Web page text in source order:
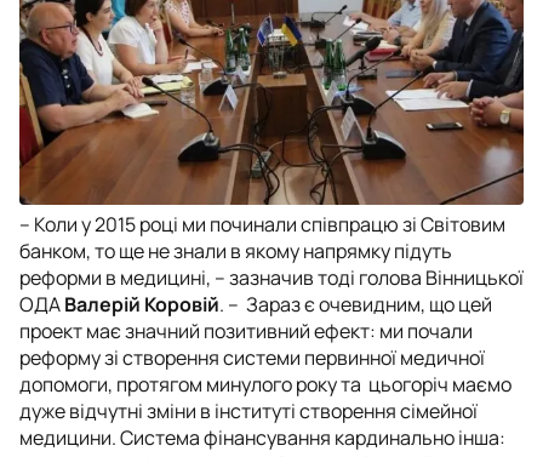
– Коли у 2015 році ми починали співпрацю зі Світовим
банком, то ще не знали в якому напрямку підуть
реформи в медицині, – зазначив тоді голова Вінницької
ОДАВалерій Коровій. – Зараз є очевидним, що цей
проект має значний позитивний ефект: ми почали
реформу зі створення системи первинної медичної
допомоги, протягом минулого року та цьогоріч маємо
дуже відчутні зміни в інституті створення сімейної
медицини. Система фінансування кардинально інша: